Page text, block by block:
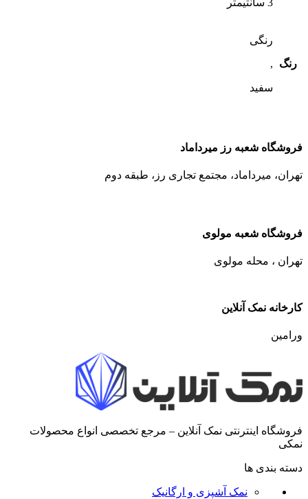
رنگ
رنگی
,
سفید
فروشگاه شعبه رز میرداماد
تهران، میرداماد، مجتمع تجاری رز،‌ طبقه دوم
فروشگاه شعبه مولوی
تهران ، محله مولوی
کارخانه نمک آنلاین
ورامین
فروشگاه اینترنتی نمک آنلاین – مرجع تخصصی انواع محصولات
نمکی
دسته بندی ها
نمک آشپزی و ارگانیک